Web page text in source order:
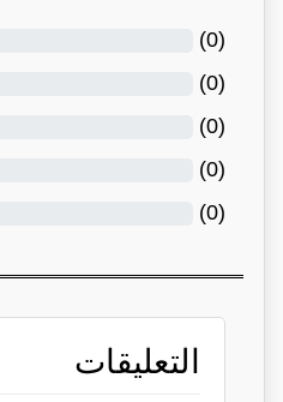
(
0
)
(
0
)
(
0
)
(
0
)
(
0
)
التعليقات